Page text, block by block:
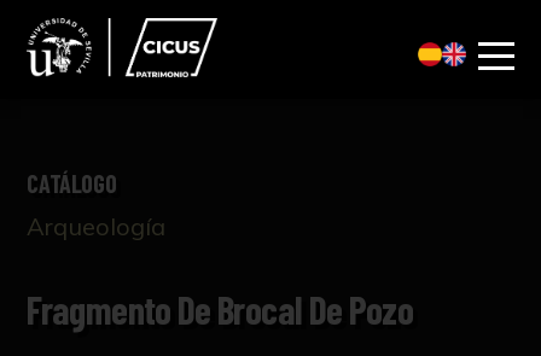
CATÁLOGO
Arqueología
Fragmento De Brocal De Pozo